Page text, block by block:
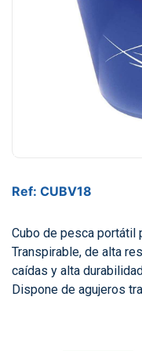
Ref: CUBV18
Cubo de pesca portátil
Transpirable, de alta
caídas y alta
Dispone de agujeros